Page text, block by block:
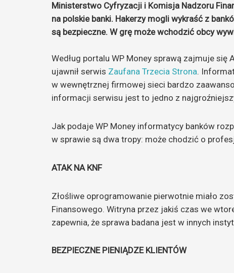
Ministerstwo Cyfryzacji i Komisja Nadzoru
na polskie banki. Hakerzy mogli wykraść z
są bezpieczne. W grę może wchodzić obcy
Według portalu WP Money sprawą zajmuje
ujawnił serwis Zaufana Trzecia Strona.
w wewnętrznej firmowej sieci bardzo
informacji serwisu jest to jedno z
Jak podaje WP Money informatycy banków
w sprawie są dwa tropy: może chodzić o
ATAK NA KNF
Złośliwe oprogramowanie pierwotnie miało
Finansowego. Witryna przez jakiś czas we
zapewnia, że sprawa badana jest w innych
BEZPIECZNE PIENIĄDZE KLIENTÓW